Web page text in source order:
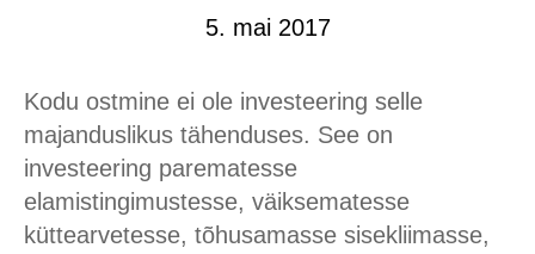
5. mai 2017
Kodu ostmine ei ole investeering selle
majanduslikus tähenduses. See on
investeering parematesse
elamistingimustesse, väiksematesse
küttearvetesse, tõhusamasse sisekliimasse,